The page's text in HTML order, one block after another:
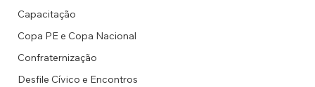
Capacitação
Copa PE e Copa Nacional
Confraternização
Desfile Cívico e Encontros